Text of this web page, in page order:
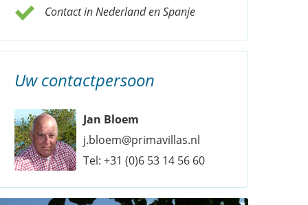
Contact in Nederland en Spanje
Uw contactpersoon
Jan Bloem
j.bloem@primavillas.nl
Tel: +31 (0)6 53 14 56 60